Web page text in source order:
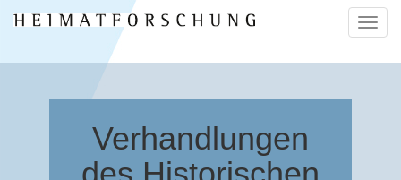
ein-/
Verhandlungen